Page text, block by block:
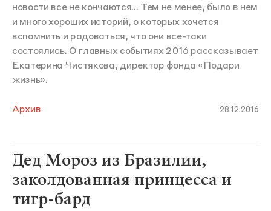
новости все не кончаются... Тем не менее, было в нем
и много хороших историй, о которых хочется
вспомнить и радоваться, что они все-таки
состоялись. О главных событиях 2016 рассказывает
Екатерина Чистякова, директор фонда «Подари
жизнь».
Архив 28.12.2016
Дед Мороз из Бразилии,
заколдованная принцесса и
тигр-бард